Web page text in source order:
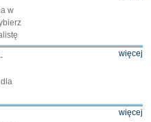
w
więcej
więcej